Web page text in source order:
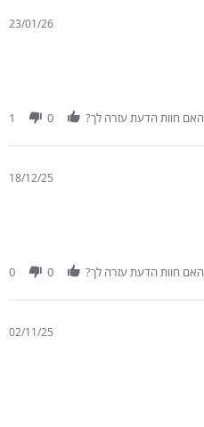
23/01/26
האם חוות הדעת עזרה לך? 0
1
18/12/25
האם חוות הדעת עזרה לך? 0
0
02/11/25